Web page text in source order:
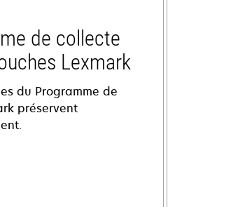
de collecte
Lexmark
du Programme de
préservent